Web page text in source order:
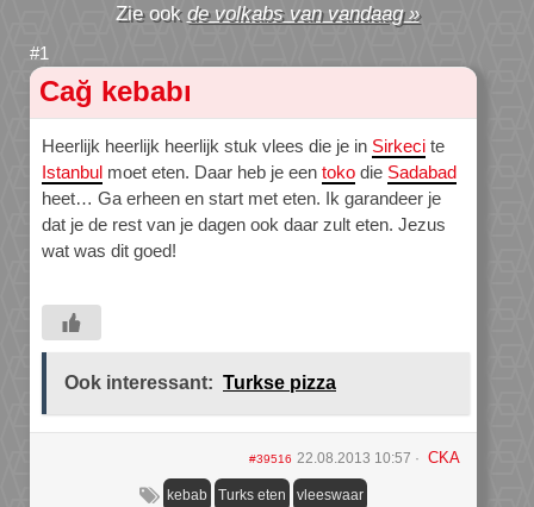
de volkabs van vandaag »
Cağ kebabı
Heerlijk heerlijk heerlijk stuk vlees die je in Sirkeci te
Istanbul moet eten. Daar heb je een toko die Sadabad
heet… Ga erheen en start met eten. Ik garandeer je
dat je de rest van je dagen ook daar zult eten. Jezus
wat was dit goed!
Ook interessant: Turkse pizza
#39516 22.08.2013 10:57 CKA
kebab Turks eten vleeswaar